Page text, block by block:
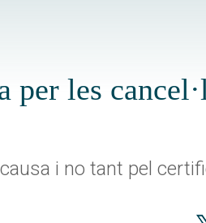
per les
i no tant pel